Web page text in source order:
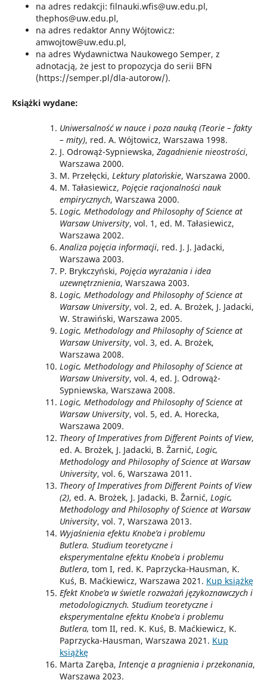
na adres redakcji: filnauki.wfis@uw.edu.pl,
thephos@uw.edu.pl,
na adres redaktor Anny Wójtowicz:
amwojtow@uw.edu.pl,
na adres Wydawnictwa Naukowego Semper, z
adnotacją, że jest to propozycja do serii BFN
(https://semper.pl/dla-autorow/).
Książki wydane:
Uniwersalność w nauce i poza nauką (Teorie – fakty
– mity), red. A. Wójtowicz, Warszawa 1998.
J. Odrowąż-Sypniewska, Zagadnienie nieostrości,
Warszawa 2000.
M. Przełęcki, Lektury platońskie, Warszawa 2000.
M. Tałasiewicz, Pojęcie racjonalności nauk
empirycznych, Warszawa 2000.
Logic, Methodology and Philosophy of Science at
Warsaw University, vol. 1, ed. M. Tałasiewicz,
Warszawa 2002.
Analiza pojęcia informacji, red. J. J. Jadacki,
Warszawa 2003.
P. Brykczyński, Pojęcia wyrażania i idea
uzewnętrznienia, Warszawa 2003.
Logic, Methodology and Philosophy of Science at
Warsaw University, vol. 2, ed. A. Brożek, J. Jadacki,
W. Strawiński, Warszawa 2005.
Logic, Methodology and Philosophy of Science at
Warsaw University, vol. 3, ed. A. Brożek,
Warszawa 2008.
Logic, Methodology and Philosophy of Science at
Warsaw University, vol. 4, ed. J. Odrowąż-
Sypniewska, Warszawa 2008.
Logic, Methodology and Philosophy of Science at
Warsaw University, vol. 5, ed. A. Horecka,
Warszawa 2009.
Theory of Imperatives from Different Points of View,
ed. A. Brożek, J. Jadacki, B. Žarnić, Logic,
Methodology and Philosophy of Science at Warsaw
University, vol. 6, Warszawa 2011.
Theory of Imperatives from Different Points of View
(2), ed. A. Brożek, J. Jadacki, B. Žarnić, Logic,
Methodology and Philosophy of Science at Warsaw
University, vol. 7, Warszawa 2013.
Wyjaśnienia efektu Knobe’a i problemu
Butlera. Studium teoretyczne i
eksperymentalne efektu Knobe’a i problemu
Butlera, tom I, red. K. Paprzycka-Hausman, K.
Kuś, B. Maćkiewicz, Warszawa 2021. Kup książkę
Efekt Knobe’a w świetle rozważań językoznawczych i
metodologicznych. Studium teoretyczne i
eksperymentalne efektu Knobe’a i problemu
Butlera, tom II, red. K. Kuś, B. Maćkiewicz, K.
Paprzycka-Hausman, Warszawa 2021. Kup
książkę
Marta Zaręba,Intencje a pragnienia i przekonania,
Warszawa 2023.